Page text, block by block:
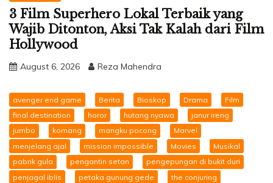
3 Film Superhero Lokal Terbaik yang
Wajib Ditonton, Aksi Tak Kalah dari Film
Hollywood
August 6, 2026 Reza Mahendra
avenger end game Berita Bioskop Drama
Film
final destination
horor hutang nyawa
janur ireng
jumbo
komang mangku pocong
Marvel
menjelang ajal
mission impossible Movies
Musikal
pabrik gula
pengantin setan
pengepungan di bukit duri
penjagal iblis
petaka gunung gede
the conjuring